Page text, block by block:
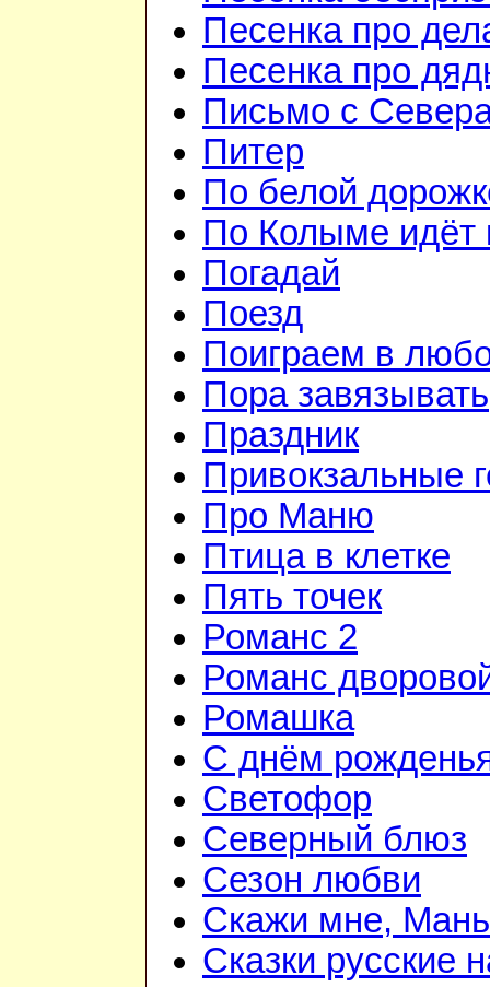
Песенка про
Песенка про
Письмо с
Питер
По белой
По Колыме идёт
Погадай
Поезд
Поиграем в
Пора завязывать
Праздник
Привокзальные
Про Маню
Птица в клетке
Пять точек
Романс 2
Романс
Ромашка
С днём
Светофор
Северный блюз
Сезон любви
Скажи мне, Мань
Сказки русские